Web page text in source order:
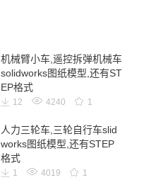
机械臂小车,遥控拆弹机械车
solidworks图纸模型,还有ST
EP格式
12 4240 1
人力三轮车,三轮自行车slid
works图纸模型,还有STEP
格式
1 4019 1